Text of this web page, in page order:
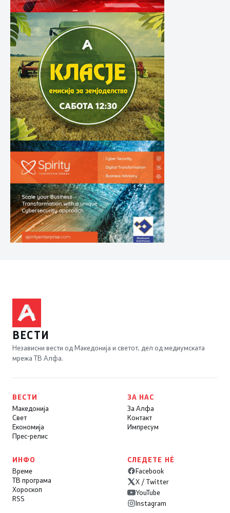
ВЕСТИ
Независни вести од Македонија и светот, дел од медиумската
мрежа ТВ Алфа.
ВЕСТИ
Македонија
Свет
Економија
Прес-релис
ЗА НАС
За Алфа
Контакт
Импресум
ИНФО
Време
ТВ програма
Хороскоп
RSS
СЛЕДЕТЕ НÉ
Facebook
X / Twitter
YouTube
Instagram